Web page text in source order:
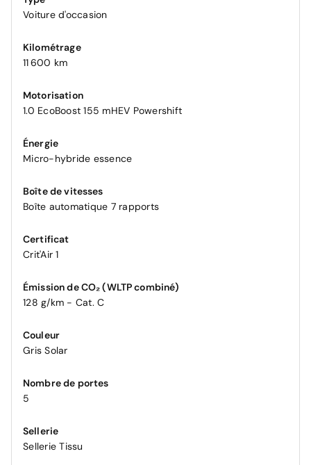
Voiture d'occasion
Kilométrage
11 600 km
Motorisation
1.0 EcoBoost 155 mHEV Powershift
Énergie
Micro-hybride essence
Boîte de vitesses
Boîte automatique 7 rapports
Certificat
Crit'Air 1
Émission de CO₂ (WLTP combiné)
128 g/km - Cat. C
Couleur
Gris Solar
Nombre de portes
5
Sellerie
Sellerie Tissu